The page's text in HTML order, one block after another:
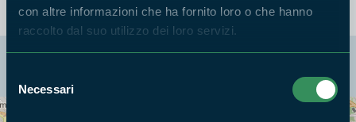
con altre informazioni che ha fornito loro o che hanno
raccolto dal suo utilizzo dei loro servizi.
del
consenso
Necessari